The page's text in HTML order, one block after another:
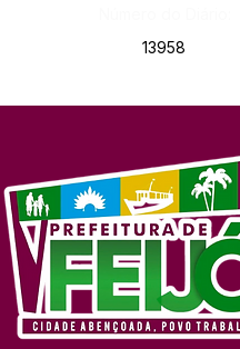
13958